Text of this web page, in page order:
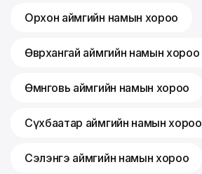
Орхон аймгийн намын хороо
Өвөрхангай аймгийн намын хороо
Өмнөговь аймгийн намын хороо
Сүхбаатар аймгийн намын хороо
Сэлэнгэ аймгийн намын хороо